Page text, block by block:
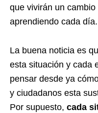
que vivirán un
aprendiendo cada día.
La buena noticia es
esta situación y cada
pensar desde ya
y ciudadanos esta
Por supuesto, cada